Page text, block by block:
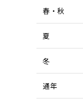
春・秋
夏
冬
通年